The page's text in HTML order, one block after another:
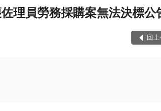
理員勞務採購案無法決標公
回